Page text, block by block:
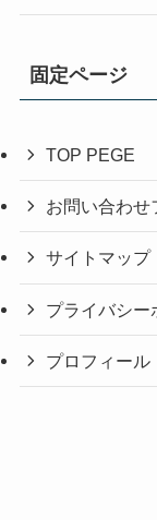
固定ページ
TOP PEGE
お問い合わせ
サイトマップ
プライバシー
プロフィール